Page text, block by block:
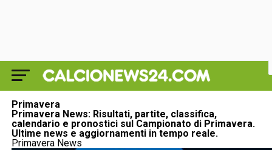
Primavera
Primavera News: Risultati, partite, classifica,
calendario e pronostici sul Campionato di Primavera.
Ultime news e aggiornamenti in tempo reale.
Primavera News